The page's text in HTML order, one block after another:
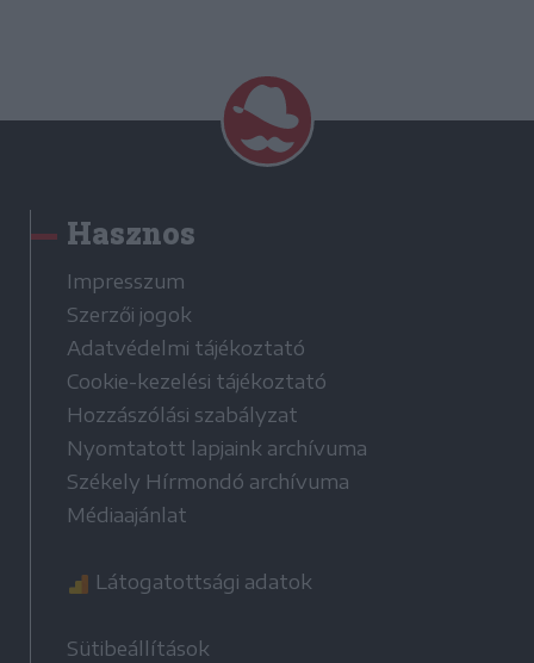
Hasznos
Impresszum
Szerzői jogok
Adatvédelmi tájékoztató
Cookie-kezelési tájékoztató
Hozzászólási szabályzat
Nyomtatott lapjaink archívuma
Székely Hírmondó archívuma
Médiaajánlat
Látogatottsági adatok
Sütibeállítások